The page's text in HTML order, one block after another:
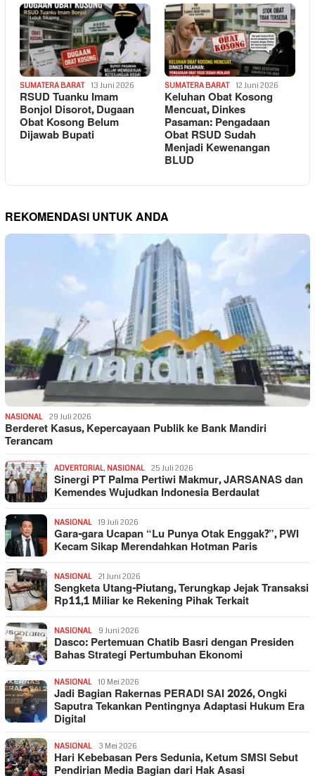
SUMATERA BARAT 13 Juni 2026
RSUD Tuanku Imam
Bonjol Disorot, Dugaan
Obat Kosong Belum
Dijawab Bupati
SUMATERA BARAT 12 Juni 2026
Keluhan Obat Kosong
Mencuat, Dinkes
Pasaman: Pengadaan
Obat RSUD Sudah
Menjadi Kewenangan
BLUD
REKOMENDASI UNTUK ANDA
NASIONAL 29 Juli 2026
Berderet Kasus, Kepercayaan Publik ke Bank Mandiri
Terancam
ADVERTORIAL, NASIONAL 25 Juli 2026
Sinergi PT Palma Pertiwi Makmur, JARSANAS dan
Kemendes Wujudkan Indonesia Berdaulat
NASIONAL 19 Juli 2026
Gara-gara Ucapan “Lu Punya Otak Enggak?”, PWI
Kecam Sikap Merendahkan Hotman Paris
NASIONAL 21 Juni 2026
Sengketa Utang-Piutang, Terungkap Jejak Transaksi
Rp11,1 Miliar ke Rekening Pihak Terkait
NASIONAL 9 Juni 2026
Dasco: Pertemuan Chatib Basri dengan Presiden
Bahas Strategi Pertumbuhan Ekonomi
NASIONAL 10 Mei 2026
Jadi Bagian Rakernas PERADI SAI 2026, Ongki
Saputra Tekankan Pentingnya Adaptasi Hukum Era
Digital
NASIONAL 3 Mei 2026
Hari Kebebasan Pers Sedunia, Ketum SMSI Sebut
Pendirian Media Bagian dari Hak Asasi